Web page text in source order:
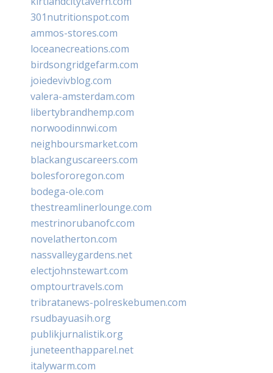
301nutritionspot.com
ammos-stores.com
loceanecreations.com
birdsongridgefarm.com
joiedevivblog.com
valera-amsterdam.com
libertybrandhemp.com
norwoodinnwi.com
neighboursmarket.com
blackanguscareers.com
bolesfororegon.com
bodega-ole.com
thestreamlinerlounge.com
mestrinorubanofc.com
novelatherton.com
nassvalleygardens.net
electjohnstewart.com
omptourtravels.com
tribratanews-polreskebumen.com
rsudbayuasih.org
publikjurnalistik.org
juneteenthapparel.net
italywarm.com